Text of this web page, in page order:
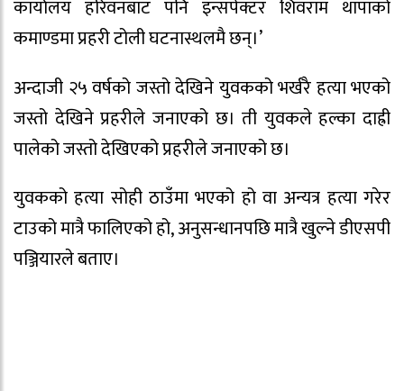
कार्यालय हरिवनबाट पनि इन्सपेक्टर शिवराम थापाको
कमाण्डमा प्रहरी टोली घटनास्थलमै छन्।’
अन्दाजी २५ वर्षको जस्तो देखिने युवकको भर्खरै हत्या भएको
जस्तो देखिने प्रहरीले जनाएको छ। ती युवकले हल्का दाह्री
पालेको जस्तो देखिएको प्रहरीले जनाएको छ।
युवकको हत्या सोही ठाउँमा भएको हो वा अन्यत्र हत्या गरेर
टाउको मात्रै फालिएको हो, अनुसन्धानपछि मात्रै खुल्ने डीएसपी
पञ्जियारले बताए।